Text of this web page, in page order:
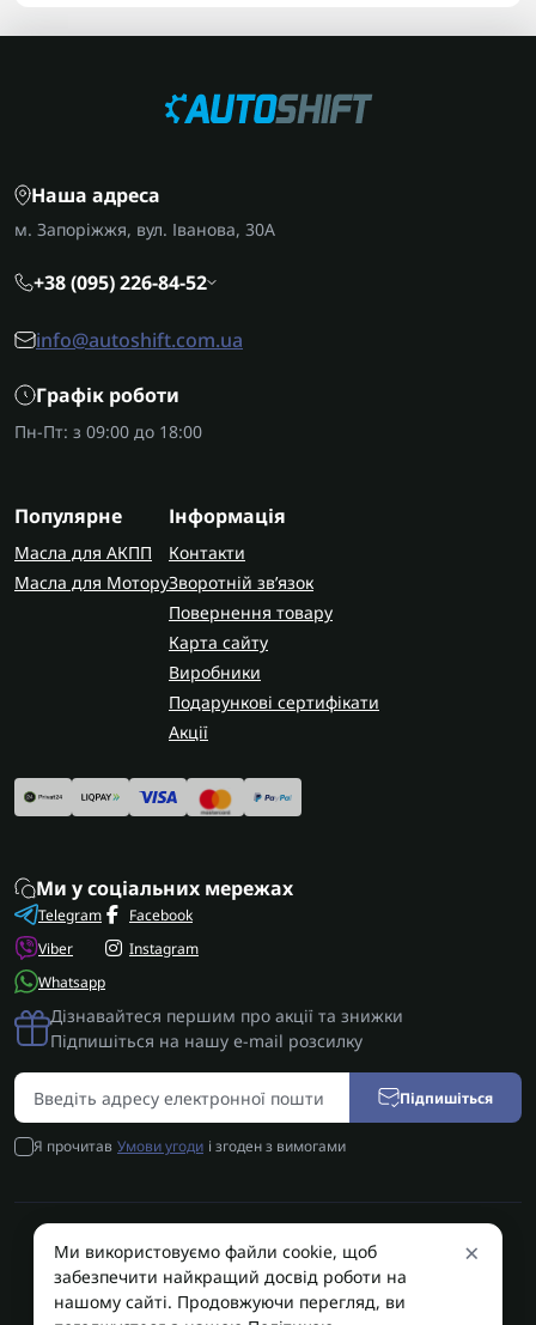
Наша адреса
м. Запоріжжя, вул. Іванова, 30А
+38 (095) 226-84-52
info@autoshift.com.ua
Графік роботи
Пн-Пт: з 09:00 до 18:00
Популярне
Масла для АКПП
Масла для Мотору
Інформація
Контакти
Зворотній зв’язок
Повернення товару
Карта сайту
Виробники
Подарункові сертифікати
Акції
Ми у соціальних мережах
Telegram
Viber
Whatsapp
Facebook
Instagram
Дізнавайтеся першим про акції та знижки
Підпишіться на нашу e-mail розсилку
Підпишіться
Я прочитав Умови угоди і згоден з вимогами
AUTOSHIFT | Запчастини АКПП | Ремонт АКПП © 2026
AUTOSHIFT
×
Ми використовуємо файли cookie, щоб
забезпечити найкращий досвід роботи на
нашому сайті. Продовжуючи перегляд, ви